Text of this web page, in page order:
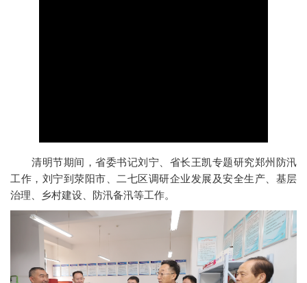
清明节期间，省委书记刘宁、省长王凯专题研究郑州防汛
工作，刘宁到荥阳市、二七区调研企业发展及安全生产、基层
治理、乡村建设、防汛备汛等工作。